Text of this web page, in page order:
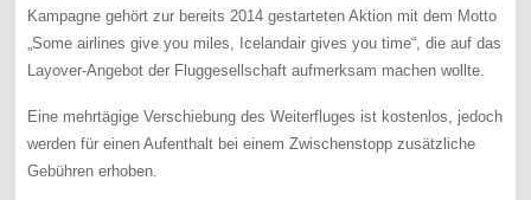
Kampagne gehört zur bereits 2014 gestarteten Aktion mit dem Motto
„Some airlines give you miles, Icelandair gives you time“, die auf das
Layover-Angebot der Fluggesellschaft aufmerksam machen wollte.
Eine mehrtägige Verschiebung des Weiterfluges ist kostenlos, jedoch
werden für einen Aufenthalt bei einem Zwischenstopp zusätzliche
Gebühren erhoben.